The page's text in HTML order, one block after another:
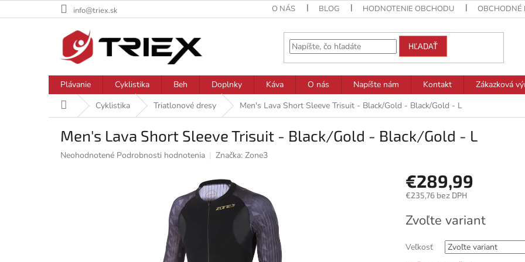
na
info@triex.sk O NÁS BLOG HODNOTENIE OBCHODU OBCHODNÉ
HĽADAŤ
Plávanie Cyklistika Beh Doplnky Káva O nás Napíšte nám Kontakt
Zákazková
DomovCyklistika Triatlonové dresy Men's Lava Short Sleeve Trisuit - Black/Gold - Black/Gold - L
Men's Lava Short Sleeve Trisuit - Black/Gold - Black/Gold - L
Priemerné
Neohodnotené Podrobnosti hodnotenia Značka: Zone3
€289,99
€235,76 bez DPH
cena:
Zvoľte variant
Veľkosť